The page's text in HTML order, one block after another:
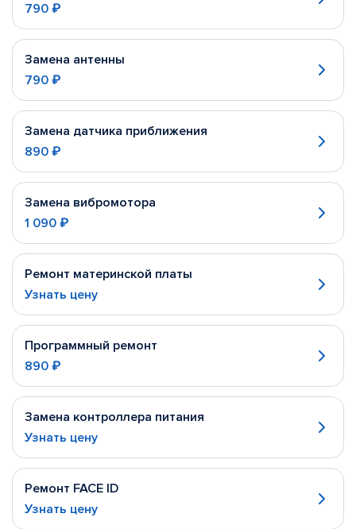
790 ₽
Замена антенны
790 ₽
Замена датчика приближения
890 ₽
Замена вибромотора
1 090 ₽
Ремонт материнской платы
Узнать цену
Программный ремонт
890 ₽
Замена контроллера питания
Узнать цену
Ремонт FACE ID
Узнать цену